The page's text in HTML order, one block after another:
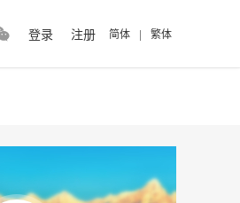
登录 注册 简体 | 繁体